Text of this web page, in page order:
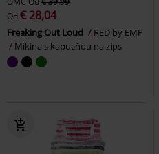
Od € 28,04
Freaking Out Loud
RED by EMP
Mikina s kapucňou na zips